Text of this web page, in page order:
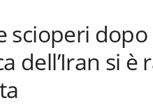
scioperi
dell’Iran si